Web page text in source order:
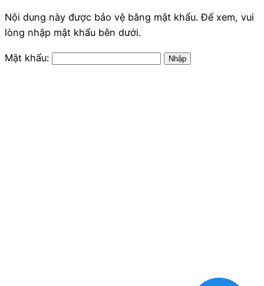
Nội dung này được bảo vệ bằng mật khẩu. Để xem, vui
lòng nhập mật khẩu bên dưới.
Mật khẩu: